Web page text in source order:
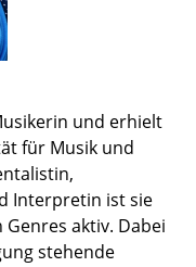
und erhielt
für Musik und
Interpretin ist sie
aktiv. Dabei
stehende